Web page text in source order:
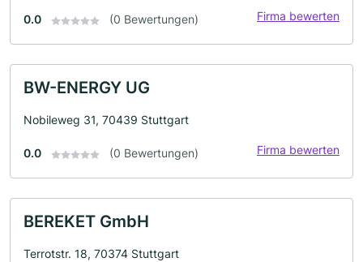
0.0 (0 Bewertungen) Firma bewerten
BW-ENERGY UG
Nobileweg 31, 70439 Stuttgart
0.0 (0 Bewertungen) Firma bewerten
BEREKET GmbH
Terrotstr. 18, 70374 Stuttgart